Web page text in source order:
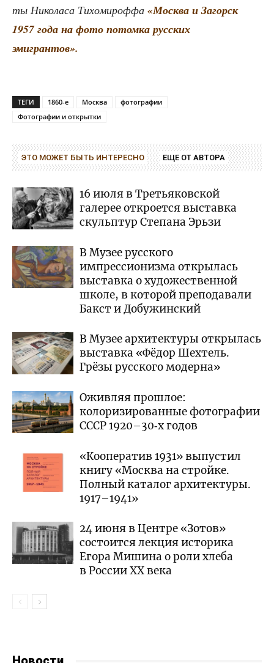
ты Нико­ла­са Тихо­ми­роф­фа «Москва и Загорск
1957 года на фото потом­ка рус­ских
эмигрантов».
ТЕГИ 1860-е Москва
фотографии
Фотографии и открытки
ЭТО МОЖЕТ БЫТЬ ИНТЕРЕСНО ЕЩЕ ОТ АВТОРА
16 июля в Третьяковской
галерее откроется выставка
скульптур Степана Эрьзи
В Музее русского
импрессионизма открылась
выставка о художественной
школе, в которой преподавали
Бакст и Добужинский
В Музее архитектуры открылась
выставка «Фёдор Шехтель.
Грёзы русского модерна»
Оживляя прошлое:
колоризированные фотографии
СССР 1920–30‑х годов
«Кооператив 1931» выпустил
книгу «Москва на стройке.
Полный каталог архитектуры.
1917–1941»
24 июня в Центре «Зотов»
состоится лекция историка
Егора Мишина о роли хлеба
в России XX века